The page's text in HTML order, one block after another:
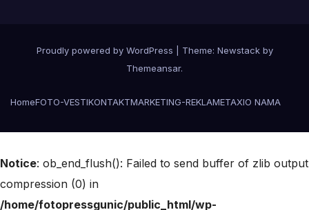
Proudly powered by WordPress Theme: Newstackby
Themeansar.
HomeFOTO-VESTIKONTAKTMARKETING-REKLAMETAXIO NAMA
Notice: ob_end_flush(): Failed to send buffer of zlib output
compression (0) in
/home/fotopressgunic/public_html/wp-